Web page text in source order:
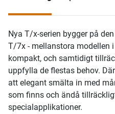
Nya T/x-serien bygger på
T/7x - mellanstora modellen
kompakt, och samtidigt
uppfylla de flestas behov.
att elegant smälta in med
som finns och ändå
specialapplikationer.